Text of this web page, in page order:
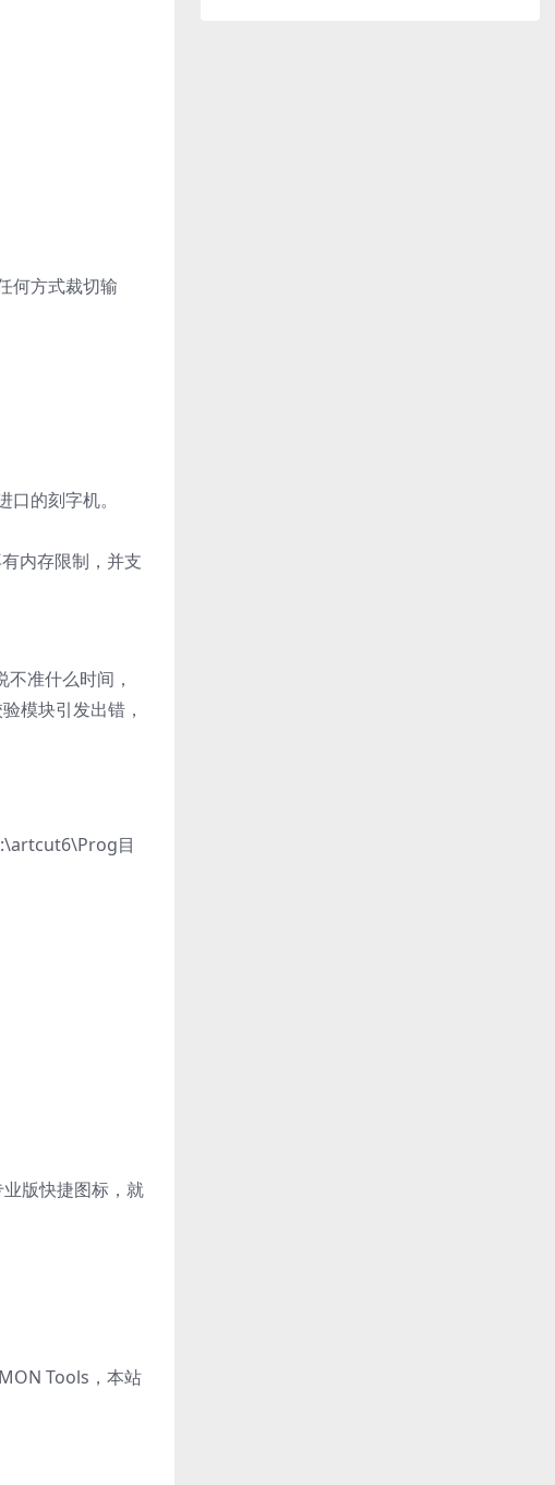
何方式裁切输
的刻字机。
内存限制，并支
准什么时间，
模块引发出错，
目
版快捷图标，就
Tools，本站